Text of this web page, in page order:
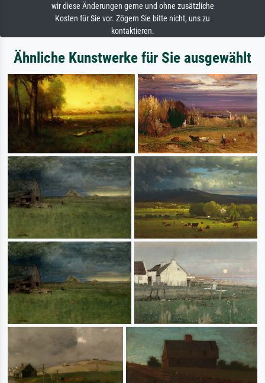
wir diese Änderungen gerne und ohne zusätzliche
Kosten für Sie vor. Zögern Sie bitte nicht, uns zu
kontaktieren.
Ähnliche Kunstwerke für Sie ausgewählt